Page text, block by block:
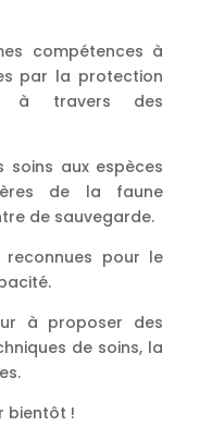
compétences à
par la protection
à travers des
soins aux espèces
de la faune
de sauvegarde.
pour le
à proposer des
de soins, la
bientôt !